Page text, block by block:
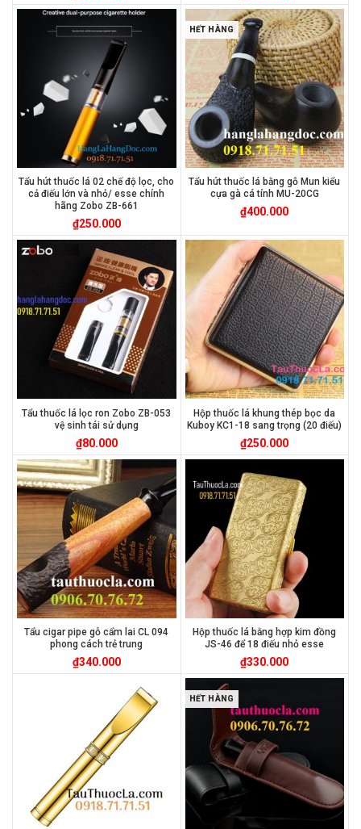
Tẩu hút thuốc lá 02 chế độ lọc, cho
cả điếu lớn và nhỏ/ esse chính
hãng Zobo ZB-661
₫250.000
HẾT HÀNG
Tẩu hút thuốc lá bằng gỗ Mun kiểu
cựa gà cá tính MU-20CG
₫400.000
Tẩu thuốc lá lọc ron Zobo ZB-053
vệ sinh tái sử dụng
₫80.000
Hộp thuốc lá khung thép bọc da
Kuboy KC1-18 sang trọng (20 điếu)
₫250.000
Tẩu cigar pipe gỗ cẩm lai CL 094
phong cách trẻ trung
₫340.000
Hộp thuốc lá bằng hợp kim đồng
JS-46 để 18 điếu nhỏ esse
₫330.000
HẾT HÀNG